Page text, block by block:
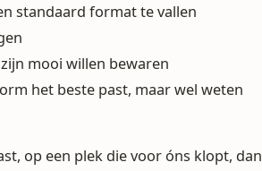
standaard format te vallen
mooi willen bewaren
het beste past, maar wel weten
op een plek die voor óns klopt, dan